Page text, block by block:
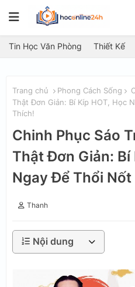
Tin Học Văn Phòng Thiết Kế
Trang chủ Phong Cách Sống
Thật Đơn Giản: Bí Kíp HOT, Học
Thích!
Chinh Phục Sáo
Thật Đơn Giản: Bí
Ngay Để Thổi
Thanh
Nội dung